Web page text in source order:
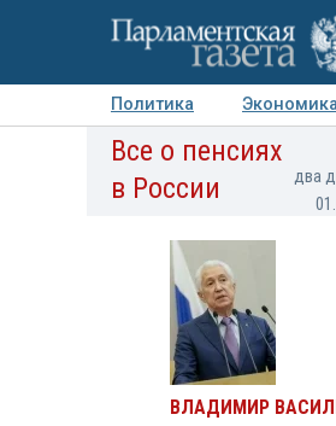
Политика
Авторы Персоны
Все о пенсиях
в России
два
ВЛАДИМИР